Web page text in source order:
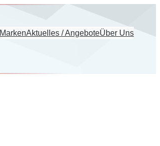
MarkenAktuelles / AngeboteÜber Uns